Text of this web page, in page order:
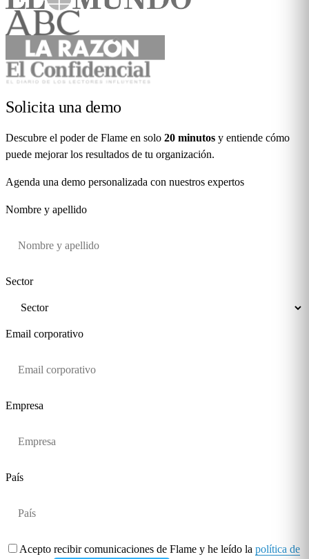
Solicita una demo
Descubre el poder de Flame en solo 20 minutos y entiende cómo
puede mejorar los resultados de tu organización.
Agenda una demo personalizada con nuestros expertos
Nombre y apellido
Sector
Email corporativo
Empresa
País
Acepto recibir comunicaciones de Flame y he leído la política de